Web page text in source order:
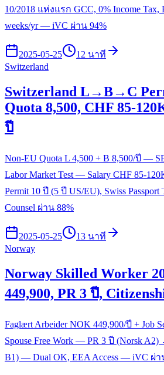
10/2018 แห่งแรก GCC, 0% Income Tax,
weeks/yr — iVC ผ่าน 94%
2025-05-25
12 นาที
Switzerland
Switzerland L→B→C
Quota 8,500, CHF 85-
ปี
Non-EU Quota L 4,500 + B 8,500/ปี —
Labor Market Test — Salary CHF 85-
Permit 10 ปี (5 ปี US/EU), Swiss
Counsel ผ่าน 88%
2025-05-25
13 นาที
Norway
Norway Skilled Worker
449,900, PR 3 ปี,
Faglært Arbeider NOK 449,900/ปี + Job
Spouse Free Work — PR 3 ปี (Norsk
B1) — Dual OK, EEA Access — iVC ผ่า